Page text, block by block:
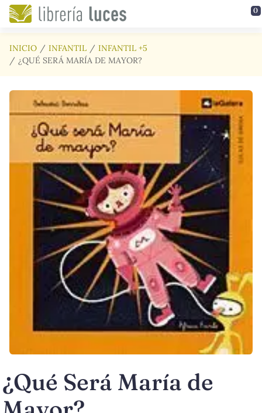
Saltar al contenido principal 0
INICIO INFANTIL
INFANTIL +5
¿QUÉ SERÁ MARÍA DE MAYOR?
¿Qué Será María de